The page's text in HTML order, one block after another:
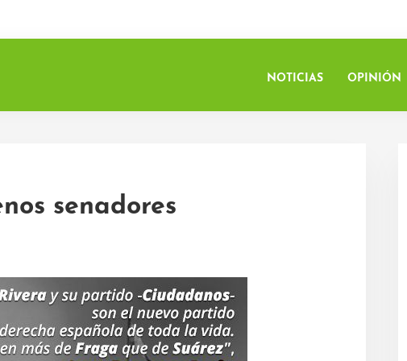
NOTICIAS OPINIÓN
senadores